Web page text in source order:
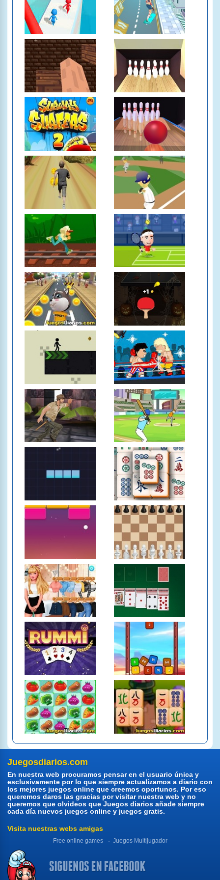
Juegosdiarios.com
En nuestra web procuramos pensar en el usuario única y
esclusivamente por lo que siempre actualizamos a diario con
los mejores juegos online que creemos oportunos. Por eso
queremos daros las gracias por visitar nuestra web y no
queremos que olvideos que Juegos diarios añade siempre
cada día nuevos juegos online y juegos gratis.
Visita nuestras webs amigas
Free online games Juegos Multijugador